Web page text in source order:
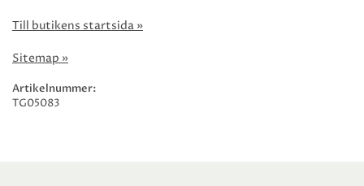
Till butikens startsida »
Sitemap »
Artikelnummer:
TG05083